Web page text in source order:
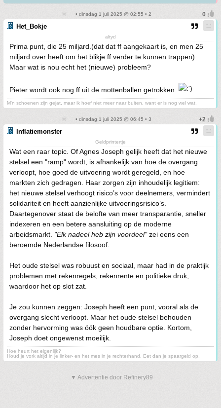
• dinsdag 1 juli 2025 @ 02:55 • 2
Het_Bokje
altyd
Prima punt, die 25 miljard.(dat dat ff aangekaart is, en men 25
miljard over heeft om het blikje ff verder te kunnen trappen)
Maar wat is nou echt het (nieuwe) probleem?
Pieter wordt ook nog ff uit de mottenballen getrokken.
M'n schoenen zijn gejat, maar ik hoef niet meer naar buiten, want er is nog wel wat.
• dinsdag 1 juli 2025 @ 06:45 • 3
Inflatiemonster
Geldprintertje
Wat een raar topic. Of Agnes Joseph gelijk heeft dat het nieuwe
stelsel een "ramp" wordt, is afhankelijk van hoe de overgang
verloopt, hoe goed de uitvoering wordt geregeld, en hoe
markten zich gedragen. Haar zorgen zijn inhoudelijk legitiem:
het nieuwe stelsel verhoogt risico’s voor deelnemers, vermindert
solidariteit en heeft aanzienlijke uitvoeringsrisico’s.
Daartegenover staat de belofte van meer transparantie, sneller
indexeren en een betere aansluiting op de moderne
arbeidsmarkt. "Elk nadeel heb zijn voordeel"zei eens een
beroemde Nederlandse filosoof.
Het oude stelsel was robuust en sociaal, maar had in de praktijk
problemen met rekenregels, rekenrente en politieke druk,
waardoor het op slot zat.
Je zou kunnen zeggen: Joseph heeft een punt, vooral als de
overgang slecht verloopt. Maar het oude stelsel behouden
zonder hervorming was óók geen houdbare optie. Kortom,
Joseph doet ongewenst moeilijk.
Hoe heurt het eigenlijk?
Houd je vork altijd in je linker- en het mes in je rechterhand. Eet dan je spaargeld op.
▼ Advertentie door Refinery89